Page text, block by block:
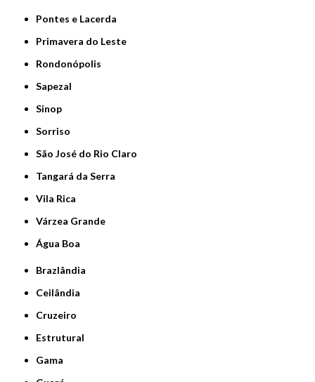
Pontes e Lacerda
Primavera do Leste
Rondonópolis
Sapezal
Sinop
Sorriso
São José do Rio Claro
Tangará da Serra
Vila Rica
Várzea Grande
Água Boa
Brazlândia
Ceilândia
Cruzeiro
Estrutural
Gama